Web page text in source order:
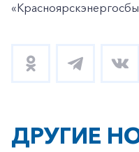
ДРУГИЕ